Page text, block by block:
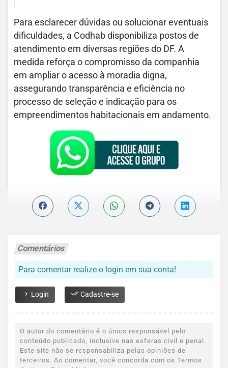
Para esclarecer dúvidas ou solucionar eventuais
dificuldades, a Codhab disponibiliza postos de
atendimento em diversas regiões do DF. A
medida reforça o compromisso da companhia
em ampliar o acesso à moradia digna,
assegurando transparência e eficiência no
processo de seleção e indicação para os
empreendimentos habitacionais em andamento.
Comentários
Para comentar realize o login em sua conta!
Login Cadastre-se
O autor do comentário é o único responsável pelo
conteúdo publicado, inclusive nas esferas civil e penal.
Este site não se responsabiliza pelas opiniões de
terceiros. Ao comentar, você concorda com os Termos